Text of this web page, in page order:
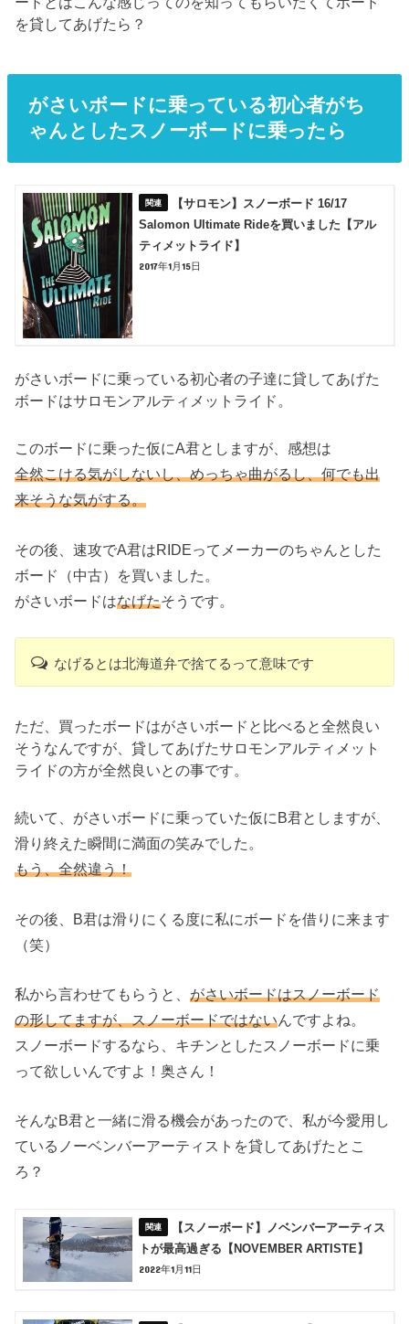
を貸してあげたら？
がさいボードに乗っている初心者がち
ゃんとしたスノーボードに乗ったら
【サロモン】スノーボード 16/17
Salomon Ultimate Rideを買いました【アル
ティメットライド】
2017年1月15日
がさいボードに乗っている初心者の子達に貸してあげた
ボードはサロモンアルティメットライド。
このボードに乗った仮にA君としますが、感想は
全然こける気がしないし、めっちゃ曲がるし、何でも出
来そうな気がする。
その後、速攻でA君はRIDEってメーカーのちゃんとした
ボード（中古）を買いました。
がさいボードはなげたそうです。
なげるとは北海道弁で捨てるって意味です
ただ、買ったボードはがさいボードと比べると全然良い
そうなんですが、貸してあげたサロモンアルティメット
ライドの方が全然良いとの事です。
続いて、がさいボードに乗っていた仮にB君としますが、
滑り終えた瞬間に満面の笑みでした。
もう、全然違う！
その後、B君は滑りにくる度に私にボードを借りに来ます
（笑）
私から言わせてもらうと、がさいボードはスノーボード
の形してますが、スノーボードではないんですよね。
スノーボードするなら、キチンとしたスノーボードに乗
って欲しいんですよ！奥さん！
そんなB君と一緒に滑る機会があったので、私が今愛用し
ているノーベンバーアーティストを貸してあげたとこ
ろ？
【スノーボード】ノベンバーアーティス
トが最高過ぎる【NOVEMBER ARTISTE】
2022年1月11日